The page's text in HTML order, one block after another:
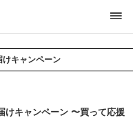
けキャンペーン
けキャンペーン 〜買って応援